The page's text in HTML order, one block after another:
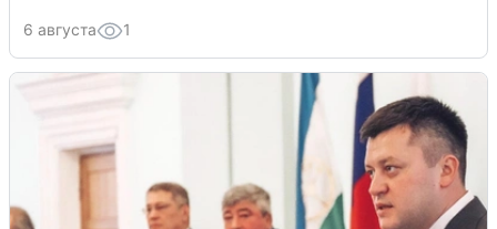
6 августа 1